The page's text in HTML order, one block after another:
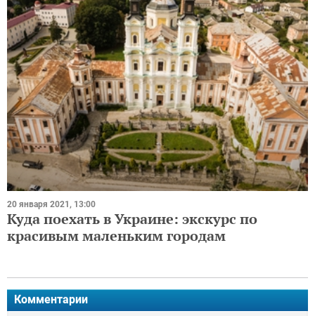
20 января 2021, 13:00
Куда поехать в Украине: экскурс по
красивым маленьким городам
Комментарии